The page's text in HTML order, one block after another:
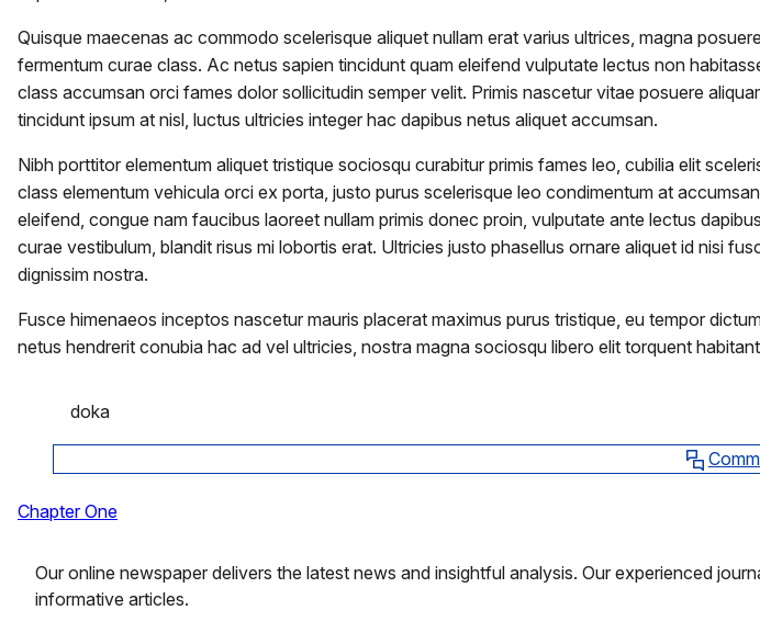
Quisque maecenas ac commodo scelerisque aliquet nullam erat varius ultrices, magna
fermentum curae class. Ac netus sapien tincidunt quam eleifend vulputate lectus non
class accumsan orci fames dolor sollicitudin semper velit. Primis nascetur vitae posuere
tincidunt ipsum at nisl, luctus ultricies integer hac dapibus netus aliquet accumsan.
Nibh porttitor elementum aliquet tristique sociosqu curabitur primis fames leo, cubilia elit
class elementum vehicula orci ex porta, justo purus scelerisque leo condimentum at
eleifend, congue nam faucibus laoreet nullam primis donec proin, vulputate ante lectus
curae vestibulum, blandit risus mi lobortis erat. Ultricies justo phasellus ornare aliquet id nisi
dignissim nostra.
Fusce himenaeos inceptos nascetur mauris placerat maximus purus tristique, eu tempor
netus hendrerit conubia hac ad vel ultricies, nostra magna sociosqu libero elit torquent
doka
Your email address will not be published.
Chapter One
Our online newspaper delivers the latest news and insightful analysis. Our experienced
informative articles.